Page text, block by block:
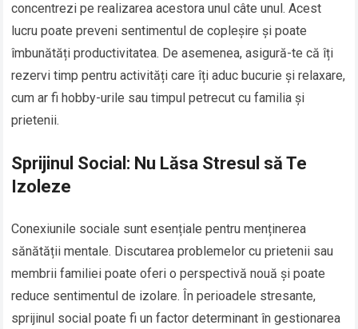
concentrezi pe realizarea acestora unul câte unul. Acest
lucru poate preveni sentimentul de copleșire și poate
îmbunătăți productivitatea. De asemenea, asigură-te că îți
rezervi timp pentru activități care îți aduc bucurie și relaxare,
cum ar fi hobby-urile sau timpul petrecut cu familia și
prietenii.
Sprijinul Social: Nu Lăsa Stresul să Te
Izoleze
Conexiunile sociale sunt esențiale pentru menținerea
sănătății mentale. Discutarea problemelor cu prietenii sau
membrii familiei poate oferi o perspectivă nouă și poate
reduce sentimentul de izolare. În perioadele stresante,
sprijinul social poate fi un factor determinant în gestionarea